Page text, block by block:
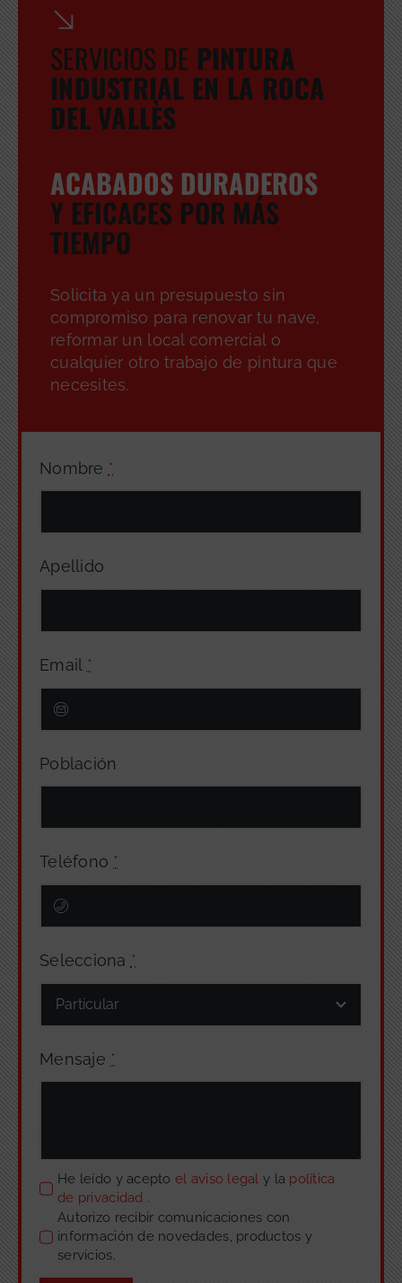
Nombre *
Apellido
Email *
Población
Teléfono *
Selecciona *
Mensaje *
He leído y acepto el aviso legaly la política
de privacidad .
Autorizo recibir comunicaciones con
información de novedades, productos y
servicios.
SERVICIOS DE PINTURA
INDUSTRIAL EN LA ROCA
DEL VALLÈS
ACABADOS DURADEROS
Y EFICACES POR MÁS
TIEMPO
Solicita ya un presupuesto sin
compromiso para renovar tu nave,
reformar un local comercial o
cualquier otro trabajo de pintura que
necesites.